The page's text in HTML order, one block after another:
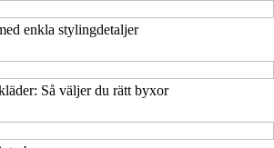
enkla stylingdetaljer
Så väljer du rätt byxor